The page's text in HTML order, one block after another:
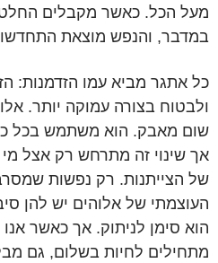
מעל הכל. כאשר מקבלים
במדבר, והנפש מוצאת
כל אתגר מביא עמו הזדמנות:
ולבטוח בצורה עמוקה יותר.
שום מאבק. הוא משתמש בכל
אך שינוי זה מתרחש רק אצל
של הצייתנות. רק נפשות
העוצמתי של אלוהים יש להן
הוא סימן לניתוק. אך כאשר אנו
מתחילים לחיות בשלום, גם